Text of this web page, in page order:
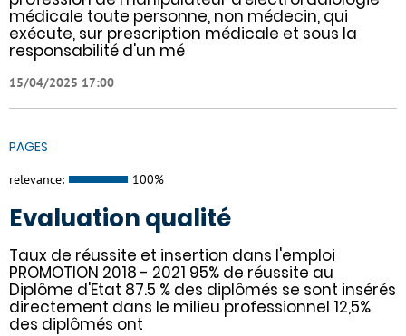
médicale toute personne, non médecin, qui
exécute, sur prescription médicale et sous la
responsabilité d'un mé
15/04/2025 17:00
PAGES
relevance: 100%
Evaluation qualité
Taux de réussite et insertion dans l'emploi
PROMOTION 2018 - 2021 95% de réussite au
Diplôme d'Etat 87.5 % des diplômés se sont insérés
directement dans le milieu professionnel 12,5%
des diplômés ont